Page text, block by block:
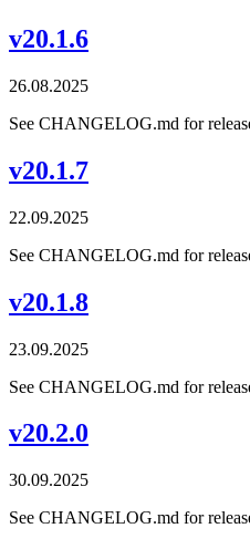
v20.1.6
26.08.2025
See CHANGELOG.md for
v20.1.7
22.09.2025
See CHANGELOG.md for
v20.1.8
23.09.2025
See CHANGELOG.md for
v20.2.0
30.09.2025
See CHANGELOG.md for